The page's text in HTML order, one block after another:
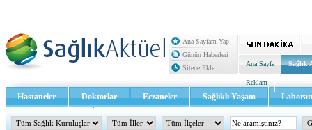
Ana Sayfam Yap
Günün Haberleri
Sitene Ekle
Ana Sayfa Sağlık
Reklam
Hastaneler Doktorlar Eczaneler Sağlıklı Yaşam
Sağlık TV - Video İletişim